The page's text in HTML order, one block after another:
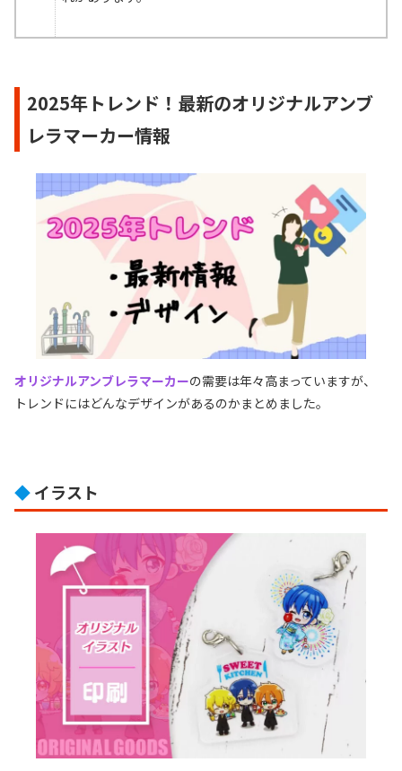
2025年トレンド！最新のオリジナルアンブ
レラマーカー情報
オリジナルアンブレラマーカーの需要は年々高まっていますが、
トレンドにはどんなデザインがあるのかまとめました。
◆イラスト